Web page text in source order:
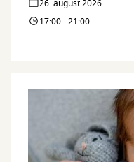
26. august 2026
17:00 - 21:00